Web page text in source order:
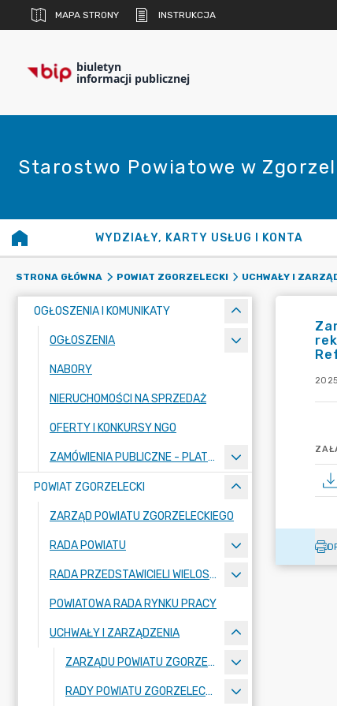
MAPA STRONY INSTRUKCJA
biuletyn
informacji publicznej
Starostwo Powiatowe w
WYDZIAŁY, KARTY USŁUG I KONTA
STRONA GŁÓWNA POWIAT ZGORZELECKI UCHWAŁY I
OGŁOSZENIA I KOMUNIKATY
OGŁOSZENIA
NABORY
NIERUCHOMOŚCI NA SPRZEDAŻ
OFERTY I KONKURSY NGO
ZAMÓWIENIA PUBLICZNE - PLATFORMA ZAKUPOWA
POWIAT ZGORZELECKI
ZARZĄD POWIATU ZGORZELECKIEGO
RADA POWIATU
RADA PRZEDSTAWICIELI WIELOSPECJALISTYCZNEGO ZESPOŁU OPIEKI ZDROWOTNEJ "BOLESŁAWIEC-ZGORZELEC" SAMODZIELNEGO PUBLICZNEGO ZAKŁADU OPIEKI ZDROWOTNEJ
POWIATOWA RADA RYNKU PRACY
UCHWAŁY I ZARZĄDZENIA
ZARZĄDU POWIATU ZGORZELECKIEGO
RADY POWIATU ZGORZELECKIEGO